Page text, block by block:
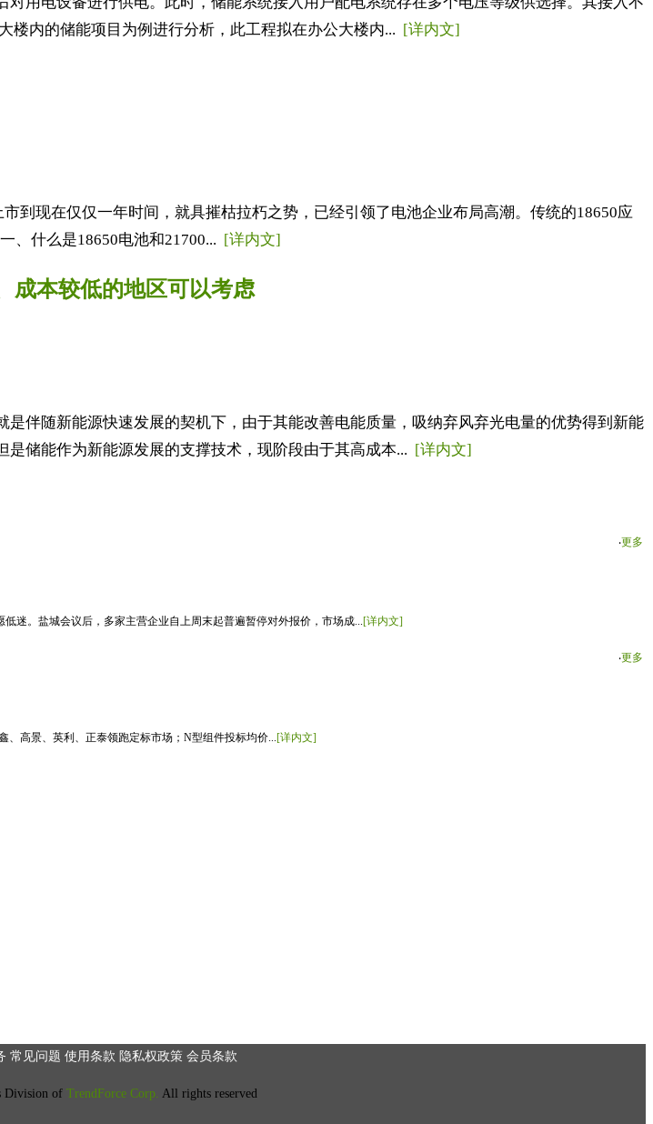
楼内的储能项目为例进行分析，此工程拟在办公大楼内... [详内文]
到现在仅仅一年时间，就具摧枯拉朽之势，已经引领了电池企业布局高潮。传统的18650应
、什么是18650电池和21700... [详内文]
成本较低的地区可以考虑
伴随新能源快速发展的契机下，由于其能改善电能质量，吸纳弃风弃光电量的优势得到新能
储能作为新能源发展的支撑技术，现阶段由于其高成本... [详内文]
‧更多
迷。盐城会议后，多家主营企业自上周末起普遍暂停对外报价，市场成...[详内文]
‧更多
、高景、英利、正泰领跑定标市场；N型组件投标均价...[详内文]
常见问题 使用条款 隐私权政策 会员条款
Division of TrendForce Corp. All rights reserved